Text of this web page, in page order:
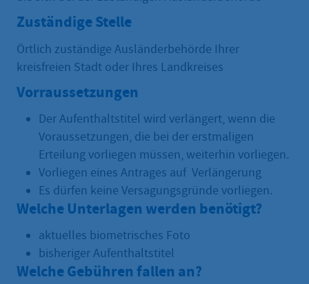
Zuständige Stelle
Örtlich zuständige Ausländerbehörde Ihrer
kreisfreien Stadt oder Ihres Landkreises
Vorraussetzungen
Der Aufenthaltstitel wird verlängert, wenn die
Voraussetzungen, die bei der erstmaligen
Erteilung vorliegen müssen, weiterhin vorliegen.
Vorliegen eines Antrages auf Verlängerung
Es dürfen keine Versagungsgründe vorliegen.
Welche Unterlagen werden benötigt?
aktuelles biometrisches Foto
bisheriger Aufenthaltstitel
Welche Gebühren fallen an?